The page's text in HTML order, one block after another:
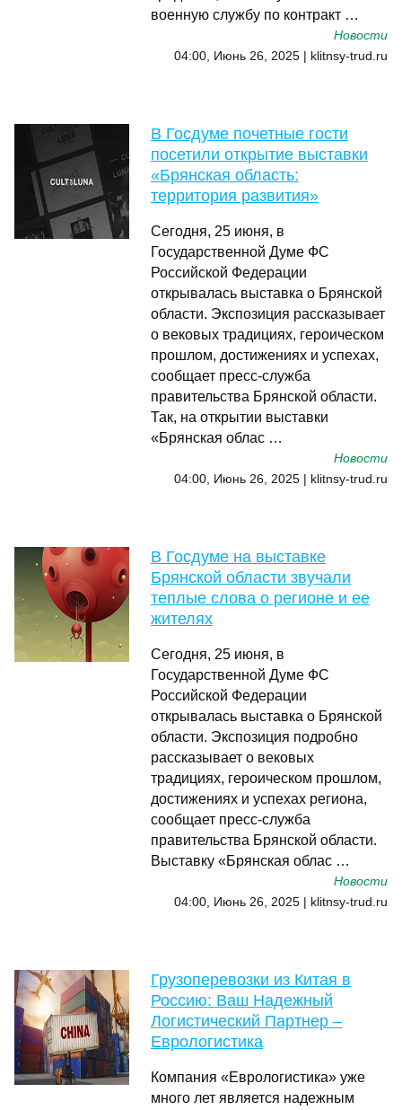
военную службу по контракт …
Новости
04:00, Июнь 26, 2025 | klitnsy-trud.ru
В Госдуме почетные гости
посетили открытие выставки
«Брянская область:
территория развития»
Сегодня, 25 июня, в
Государственной Думе ФС
Российской Федерации
открывалась выставка о Брянской
области. Экспозиция рассказывает
о вековых традициях, героическом
прошлом, достижениях и успехах,
сообщает пресс-служба
правительства Брянской области.
Так, на открытии выставки
«Брянская облас …
Новости
04:00, Июнь 26, 2025 | klitnsy-trud.ru
В Госдуме на выставке
Брянской области звучали
теплые слова о регионе и ее
жителях
Сегодня, 25 июня, в
Государственной Думе ФС
Российской Федерации
открывалась выставка о Брянской
области. Экспозиция подробно
рассказывает о вековых
традициях, героическом прошлом,
достижениях и успехах региона,
сообщает пресс-служба
правительства Брянской области.
Выставку «Брянская облас …
Новости
04:00, Июнь 26, 2025 | klitnsy-trud.ru
Грузоперевозки из Китая в
Россию: Ваш Надежный
Логистический Партнер –
Еврологистика
Компания «Еврологистика» уже
много лет является надежным